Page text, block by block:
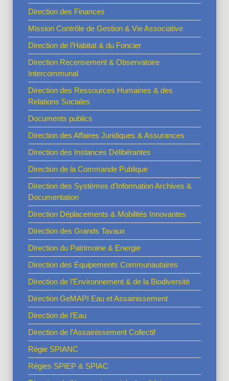
Direction des Finances
Mission Contrôle de Gestion & Vie Associative
Direction de l’Habitat & du Foncier
Direction Recensement & Observatoire
Intercommunal
Direction des Ressources Humaines & des
Relations Sociales
Documents publics
Direction des Affaires Juridiques & Assurances
Direction des Instances Délibérantes
Direction de la Commande Publique
Direction des Systèmes d’Information Archives &
Documentation
Direction Déplacements & Mobilités Innovantes
Direction des Grands Tavaux
Direction du Patrimoine & Energie
Direction des Equipements Communautaires
Direction de l’Environnement & de la Biodiversité
Direction GeMAPI Eau et Assainissement
Direction de l’Eau
Direction de l’Assainissement Collectif
Régie SPIANC
Régies SPIEP & SPIAC